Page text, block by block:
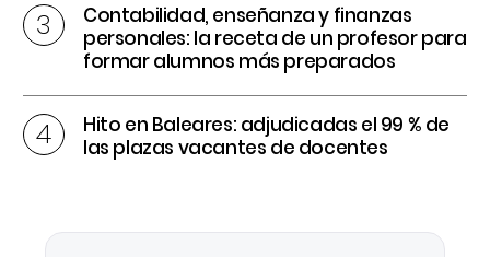
Contabilidad, enseñanza y finanzas
personales: la receta de un profesor para
formar alumnos más preparados
Hito en Baleares: adjudicadas el 99 % de
las plazas vacantes de docentes